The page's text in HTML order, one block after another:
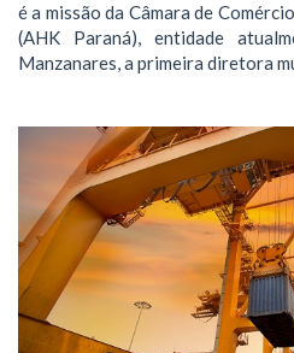
é a missão da Câmara de
(AHK Paraná), entidade
Manzanares, a primeira diretora